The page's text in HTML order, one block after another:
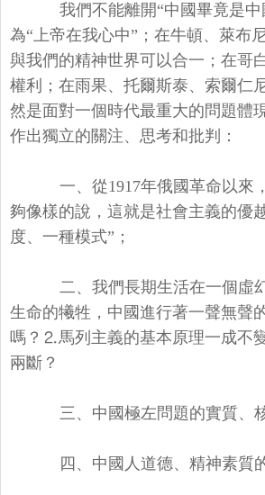
我們不能離開“中國畢竟是中
為“上帝在我心中”；在牛頓、萊布
與我們的精神世界可以合一；在哥
權利；在雨果、托爾斯泰、索爾仁
然是面對一個時代最重大的問題體
作出獨立的關注、思考和批判：
一、從1917年俄國革命以來
夠像樣的說，這就是社會主義的優
度、一種模式”；
二、我們長期生活在一個虛
生命的犧牲，中國進行著一聲無聲
嗎？⒉馬列主義的基本原理一成不
兩斷？
三、中國極左問題的實質、
四、中國人道德、精神素質